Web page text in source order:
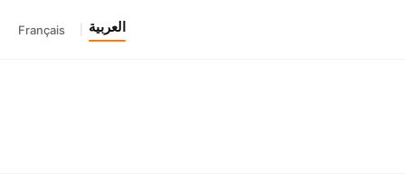
العربية Français